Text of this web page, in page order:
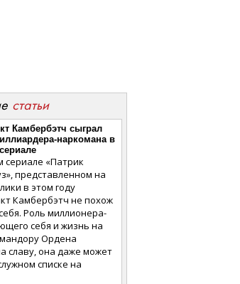
статьи
Камбербэтч сыграл
наркомана в
сериале «Патрик
представленном на
в этом году
Камбербэтч не похож
Роль миллионера-
себя и жизнь на
Ордена
славу, она даже может
списке на